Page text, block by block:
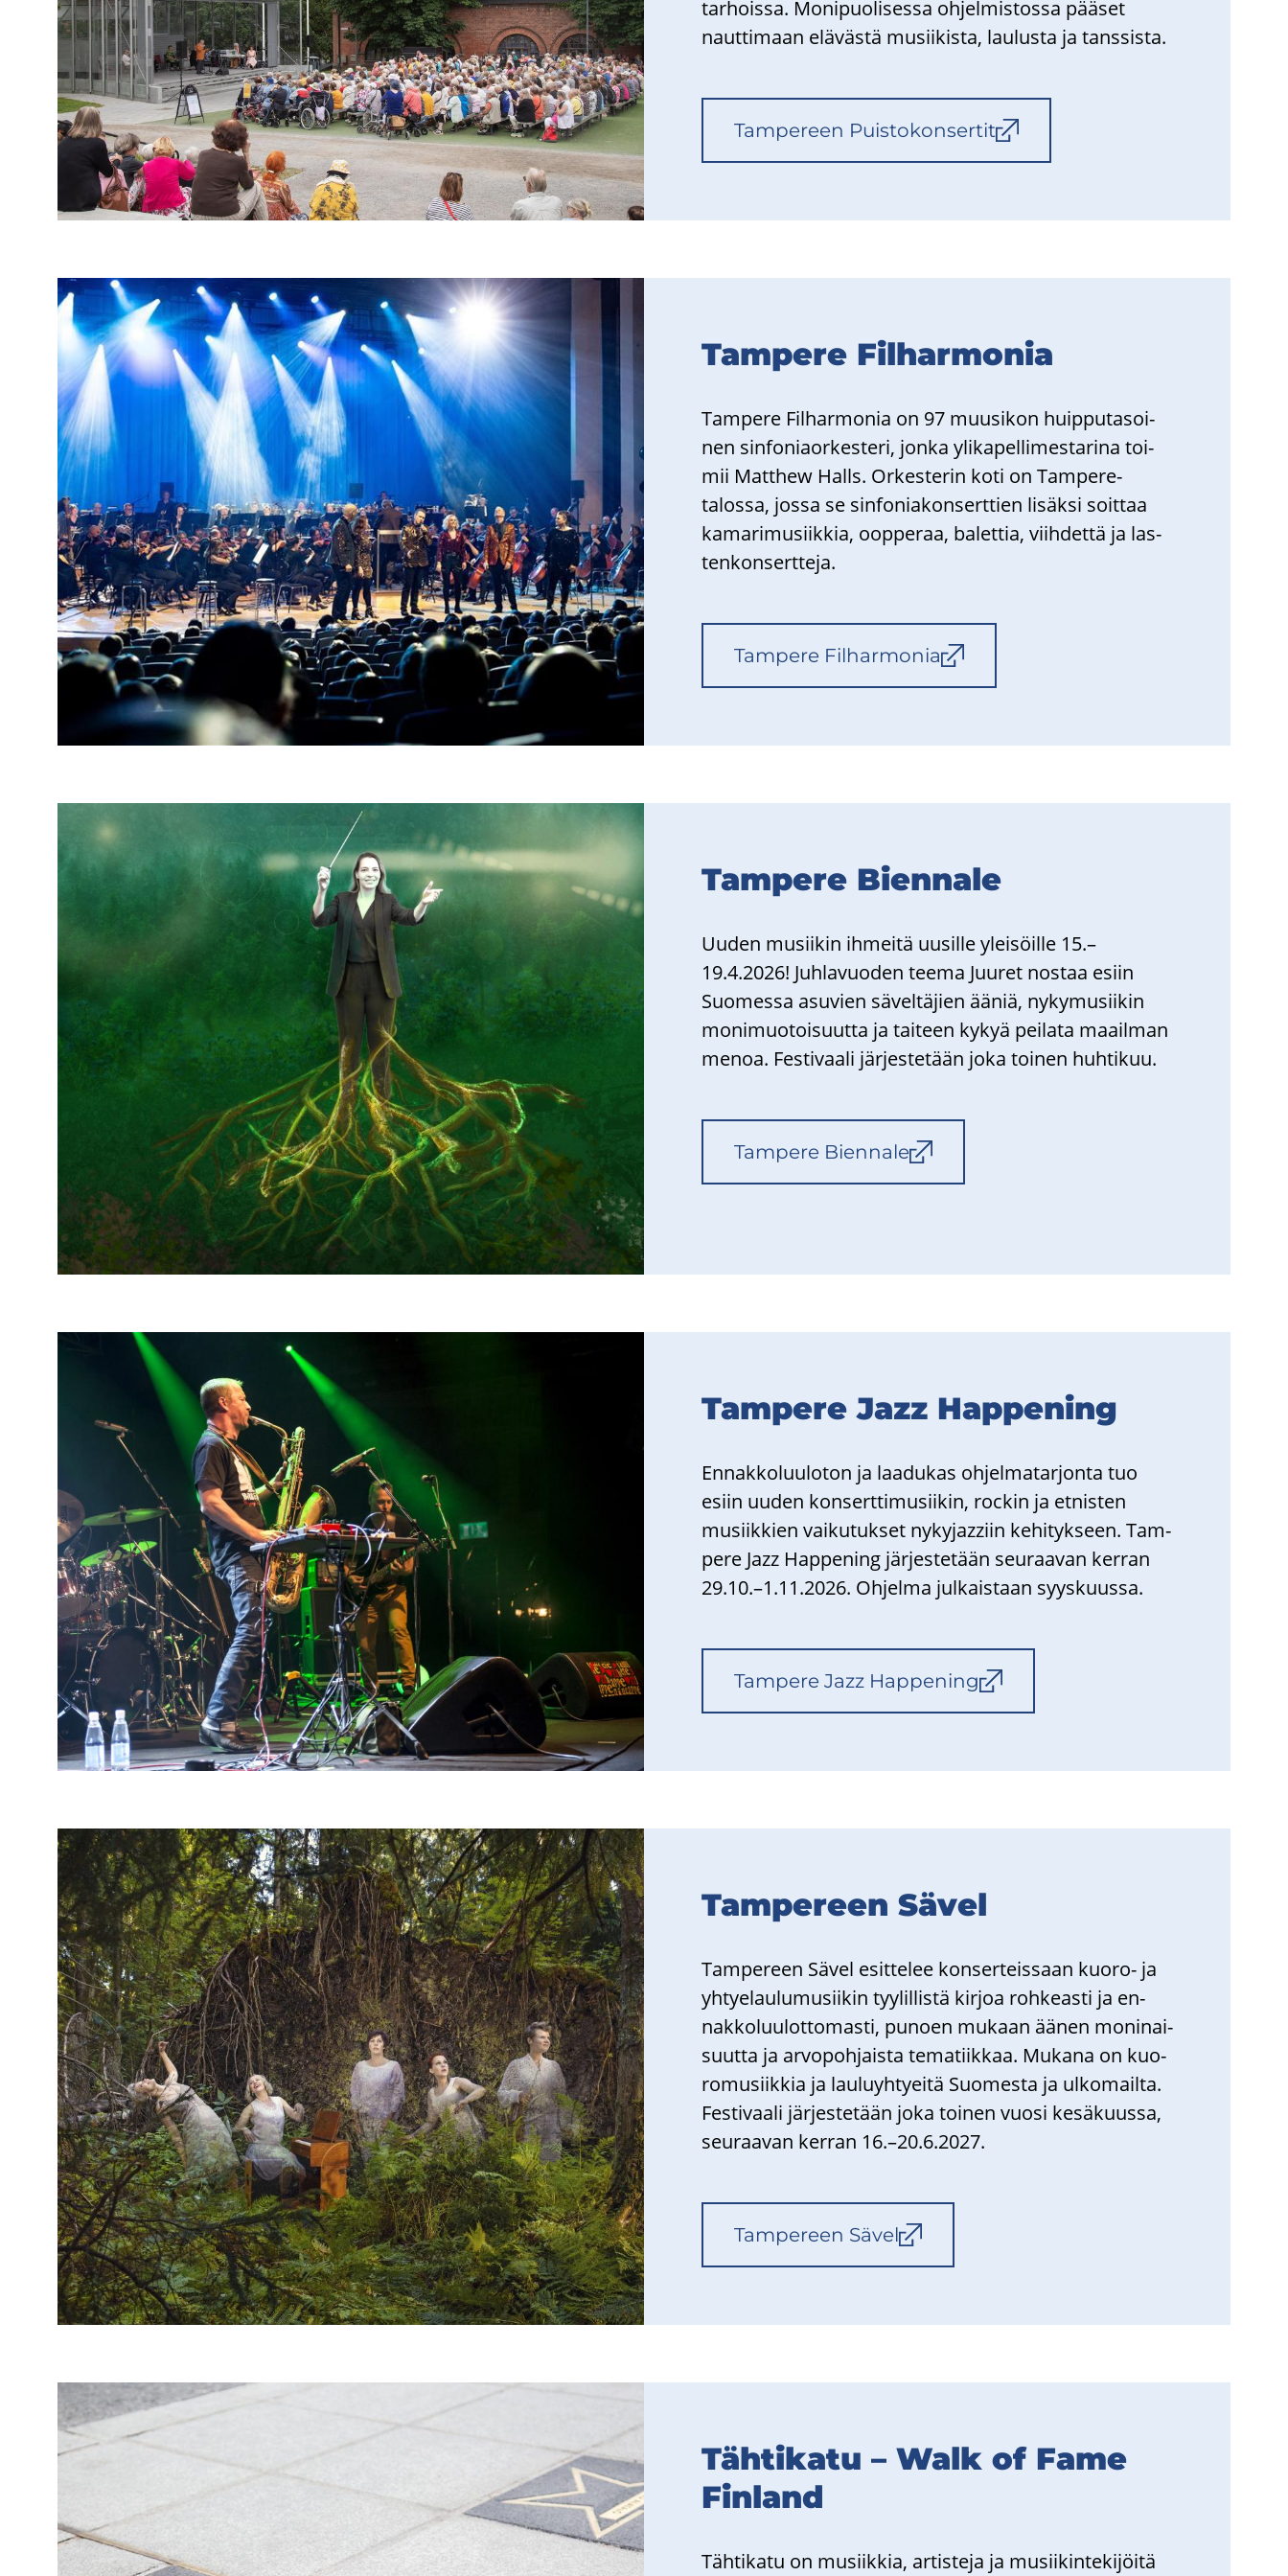
tar­hois­sa. Mo­ni­puo­li­ses­sa oh­jel­mis­tos­sa pää­set
naut­ti­maan elä­väs­tä musii­kis­ta, lau­lus­ta ja tans­sis­ta.
Tam­pe­reen Puis­to­kon­ser­tit
Tam­pe­re Fil­har­mo­nia
Tam­pe­re Fil­har­mo­nia on 97 muusi­kon huip­pu­ta­soi­
nen sin­fo­niaor­kes­te­ri, jonka yli­ka­pel­li­mes­ta­ri­na toi­
mii Matthew Halls. Or­kes­te­rin koti on Tampere-​
talossa, jossa se sin­fo­nia­kon­sert­tien li­säk­si soit­taa
ka­ma­ri­musiik­kia, oop­pe­raa, ba­let­tia, viih­det­tä ja las­
ten­kon­sert­te­ja.
Tam­pe­re Fil­har­mo­nia
Tam­pe­re Bien­na­le
Uuden musii­kin ih­mei­tä uusil­le ylei­söil­le 15.–
19.4.2026! Juh­la­vuo­den teema Juu­ret nos­taa esiin
Suo­mes­sa asu­vien sä­vel­tä­jien ääniä, ny­ky­musii­kin
mo­ni­muo­toi­suut­ta ja tai­teen kykyä pei­la­ta maa­il­man
menoa. Fes­ti­vaa­li jär­jes­te­tään joka toi­nen huh­ti­kuu.
Tam­pe­re Bien­na­le
Tam­pe­re Jazz Hap­pe­ning
En­nak­ko­luu­lo­ton ja laa­du­kas oh­jel­ma­tar­jon­ta tuo
esiin uuden kon­sert­ti­musii­kin, roc­kin ja et­nis­ten
musiik­kien vai­ku­tuk­set nykyjazziin ke­hi­tyk­seen. Tam­
pe­re Jazz Hap­pe­ning jär­jes­te­tään seu­raa­van ker­ran
29.10.–1.11.2026. Oh­jel­ma jul­kais­taan syys­kuus­sa.
Tam­pe­re Jazz Hap­pe­ning
Tam­pe­reen Sävel
Tam­pe­reen Sävel esit­te­lee kon­ser­teis­saan kuoro-​ ja
yh­tye­lau­lu­musii­kin tyy­lil­lis­tä kir­joa roh­keas­ti ja en­
nak­ko­luu­lot­to­mas­ti, pu­noen mu­kaan äänen mo­ni­nai­
suut­ta ja ar­vo­poh­jais­ta te­ma­tiik­kaa. Mu­ka­na on kuo­
ro­musiik­kia ja lau­lu­yh­ty­ei­tä Suo­mes­ta ja ul­ko­mail­ta.
Fes­ti­vaa­li jär­jes­te­tään joka toi­nen vuosi ke­sä­kuus­sa,
seu­raa­van ker­ran 16.–20.6.2027.
Tam­pe­reen Sävel
Täh­ti­ka­tu – Walk of Fame
Fin­land
Täh­ti­ka­tu on musiik­kia, ar­tis­te­ja ja musii­kin­te­ki­jöi­tä